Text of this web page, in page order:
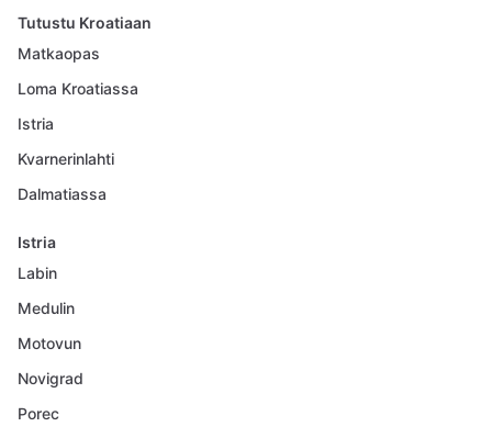
Tutustu Kroatiaan
Matkaopas
Loma Kroatiassa
Istria
Kvarnerinlahti
Dalmatiassa
Istria
Labin
Medulin
Motovun
Novigrad
Porec